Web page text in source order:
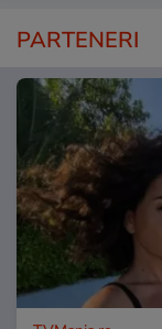
PARTENERI